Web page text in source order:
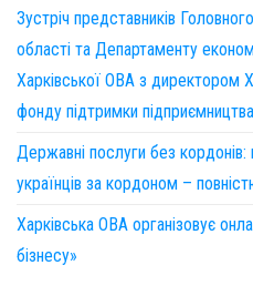
Зустріч представників
області та Департаменту
Харківської ОВА з директором
фонду підтримки підприємництва
Державні послуги без
українців за кордоном –
Харківська ОВА організовує
бізнесу»